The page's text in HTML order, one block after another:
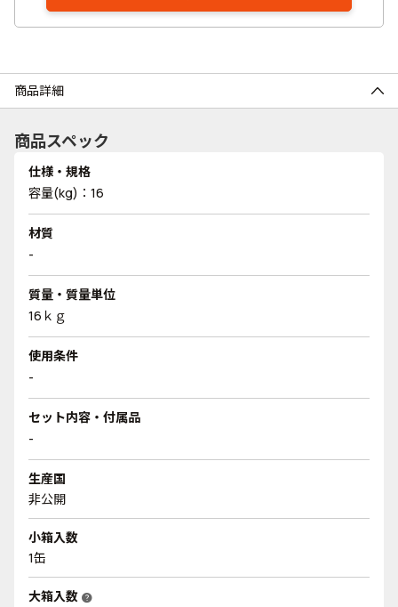
商品詳細
商品スペック
仕様・規格
容量(kg)：16
材質
-
質量・質量単位
16ｋｇ
使用条件
-
セット内容・付属品
-
生産国
非公開
小箱入数
1缶
大箱入数 help